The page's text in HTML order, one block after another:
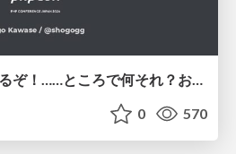
PHP に部分適用が来るぞ！……ところで何それ？おいしいの？ #phpcon / phpcon-2026
0 570